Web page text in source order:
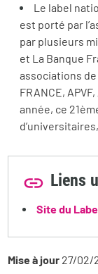
Le label
est porté par
par plusieurs
et La Banque
associations de
FRANCE,
année, ce
Liens
Site du
Mise à jour 27/02/